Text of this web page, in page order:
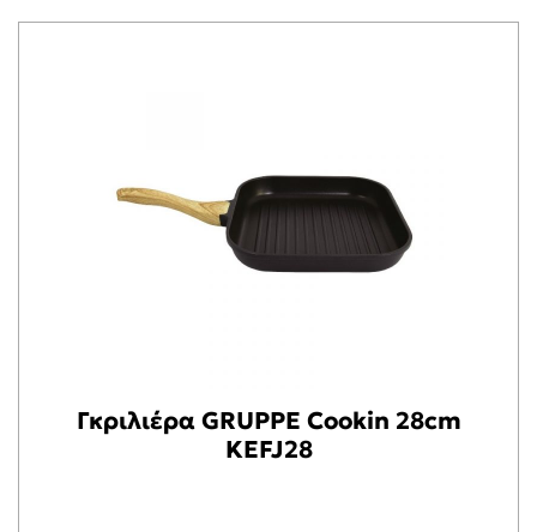
Γκριλιέρα GRUPPE Cookin 28cm
KEFJ28